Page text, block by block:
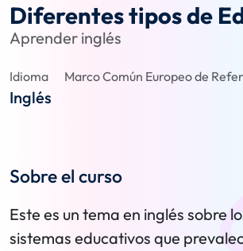
Diferentes tipos de
Aprender inglés
Idioma
Inglés
Marco Común Europeo de
Sobre el curso
Este es un tema en inglés sobre
sistemas educativos que